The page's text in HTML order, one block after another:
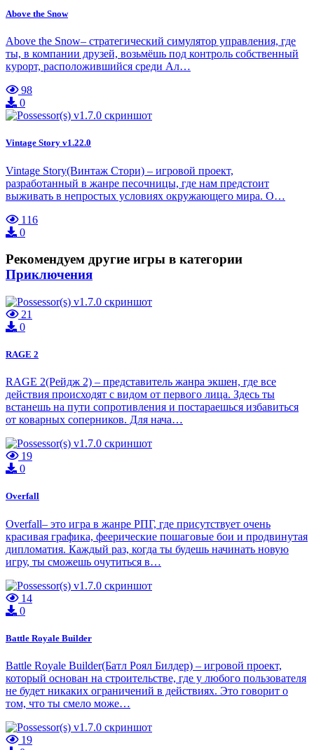
Above the Snow
Above the Snow– стратегический симулятор управления, где
ты, в компании друзей, возьмёшь под контроль собственный
курорт, расположившийся среди Ал…
98
0
Vintage Story v1.22.0
Vintage Story(Винтаж Стори) – игровой проект,
разработанный в жанре песочницы, где нам предстоит
выживать в непростых условиях окружающего мира. О…
116
0
Рекомендуем другие игры в категории
Приключения
21
0
RAGE 2
RAGE 2(Рейдж 2) – представитель жанра экшен, где все
действия происходят с видом от первого лица. Здесь ты
встанешь на пути сопротивления и постараешься избавиться
от коварных соперников. Для нача…
19
0
Overfall
Overfall– это игра в жанре РПГ, где присутствует очень
красивая графика, феерические пошаговые бои и продвинутая
дипломатия. Каждый раз, когда ты будешь начинать новую
игру, ты сможешь очутиться в…
14
0
Battle Royale Builder
Battle Royale Builder(Батл Роял Билдер) – игровой проект,
который основан на строительстве, где у любого пользователя
не будет никаких ограничений в действиях. Это говорит о
том, что ты смело може…
19